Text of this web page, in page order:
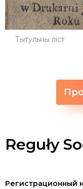
Тытульны ліст
Reguły
Регистрационный